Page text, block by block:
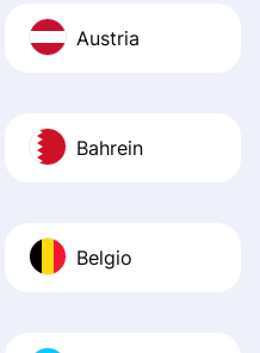
Austria
Bahrein
Belgio